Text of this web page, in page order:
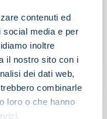
contenuti ed
social media e per
inoltre
il nostro sito con i
dei dati web,
combinarle
loro o che hanno